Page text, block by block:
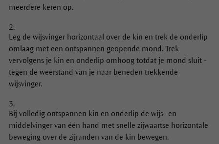
meerdere keren op.
Leg de wijsvinger horizontaal over de kin en trek de onderlip
omlaag met een ontspannen geopende mond. Trek
vervolgens je kin en onderlip omhoog totdat je mond sluit -
tegen de weerstand van je naar beneden trekkende
wijsvinger.
Bij volledig ontspannen kin en onderlip de wijs- en
middelvinger van één hand met snelle zijwaartse horizontale
beweging over de zijranden van de kin bewegen.